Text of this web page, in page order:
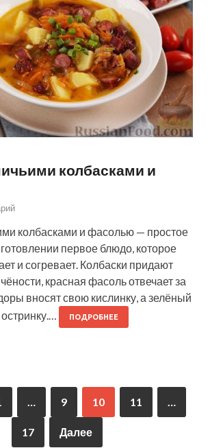
колбасками и
колбасками и фасолью — простое
первое блюдо, которое
и согревает. Колбаски придают
красная фасоль отвечает за
вносят свою кислинку, а зелёный
ПОДРОБНЕЕ
… 9 10 11 …
17 Далее